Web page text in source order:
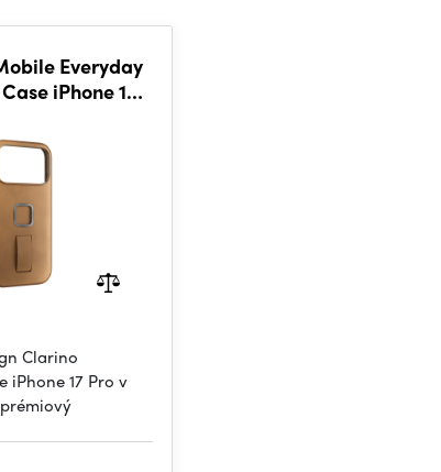
Everyday
iPhone 17
Clarino
iPhone 17 Pro v